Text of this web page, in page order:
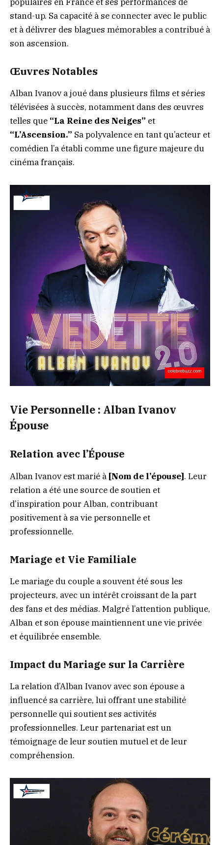
stand-up. Sa capacité à se connecter avec le public
et à délivrer des blagues mémorables a contribué à
son ascension.
Œuvres Notables
Alban Ivanov a joué dans plusieurs films et séries
télévisées à succès, notamment dans des œuvres
telles que “La Reine des Neiges” et
“L’Ascension.” Sa polyvalence en tant qu’acteur et
comédien l’a établi comme une figure majeure du
cinéma français.
Vie Personnelle : Alban Ivanov
Épouse
Relation avec l’Épouse
Alban Ivanov est marié à [Nom de l’épouse]. Leur
relation a été une source de soutien et
d’inspiration pour Alban, contribuant
positivement à sa vie personnelle et
professionnelle.
Mariage et Vie Familiale
Le mariage du couple a souvent été sous les
projecteurs, avec un intérêt croissant de la part
des fans et des médias. Malgré l’attention publique,
Alban et son épouse maintiennent une vie privée
et équilibrée ensemble.
Impact du Mariage sur la Carrière
La relation d’Alban Ivanov avec son épouse a
influencé sa carrière, lui offrant une stabilité
personnelle qui soutient ses activités
professionnelles. Leur partenariat est un
témoignage de leur soutien mutuel et de leur
compréhension.